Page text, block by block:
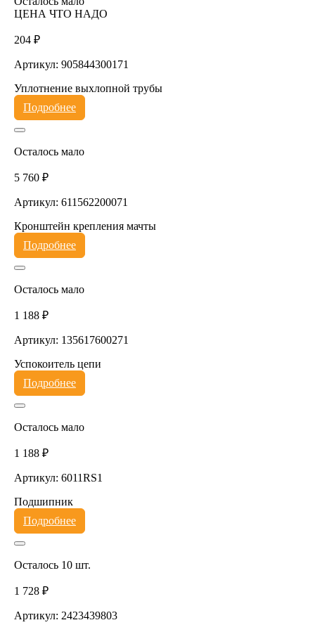
ЦЕНА ЧТО НАДО
204 ₽
Артикул: 905844300171
Уплотнение выхлопной трубы
Подробнее
Осталось мало
5 760 ₽
Артикул: 611562200071
Кронштейн крепления мачты
Подробнее
Осталось мало
1 188 ₽
Артикул: 135617600271
Успокоитель цепи
Подробнее
Осталось мало
1 188 ₽
Артикул: 6011RS1
Подшипник
Подробнее
Осталось 10 шт.
1 728 ₽
Артикул: 2423439803